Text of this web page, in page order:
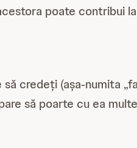
poate contribui
credeți (așa-numita
să poarte cu ea